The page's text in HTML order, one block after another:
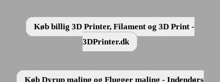
Køb billig 3D Printer, Filament og 3D Print -
3DPrinter.dk
Køb Dyrup maling og Flugger maling - Indendørs